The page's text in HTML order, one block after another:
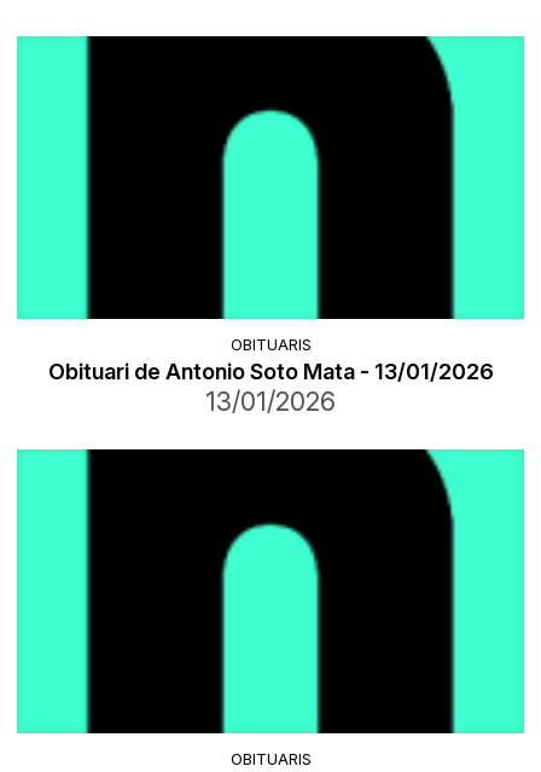
OBITUARIS
Obituari de Antonio Soto Mata - 13/01/2026
13/01/2026
OBITUARIS